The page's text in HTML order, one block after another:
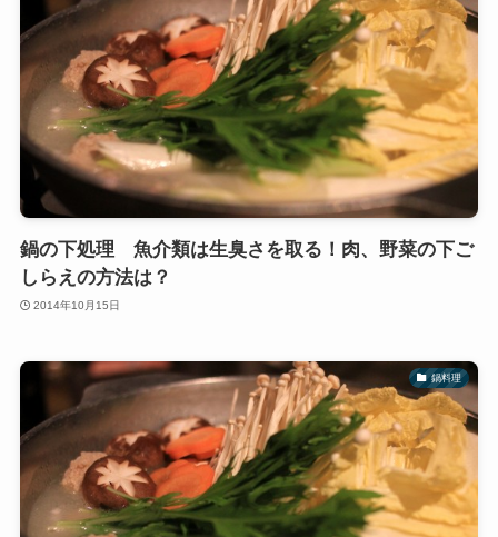
鍋の下処理 魚介類は生臭さを取る！肉、野菜の下ご
しらえの方法は？
2014年10月15日
鍋料理